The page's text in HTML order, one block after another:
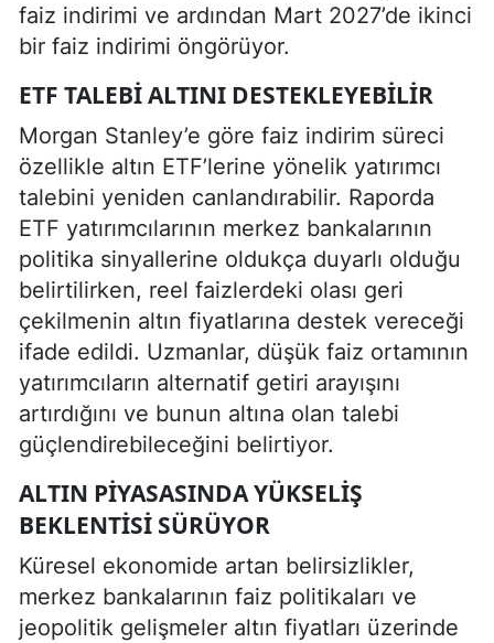
faiz indirimi ve ardından Mart 2027’de ikinci
bir faiz indirimi öngörüyor.
ETF TALEBI ALTINI DESTEKLEYEBILIR
Morgan Stanley’e göre faiz indirim süreci
özellikle altın ETF’lerine yönelik yatırımcı
talebini yeniden canlandırabilir. Raporda
ETF yatırımcılarının merkez bankalarının
politika sinyallerine oldukça duyarlı olduğu
belirtilirken, reel faizlerdeki olası geri
çekilmenin altın fiyatlarına destek vereceği
ifade edildi. Uzmanlar, düşük faiz ortamının
yatırımcıların alternatif getiri arayışını
artırdığını ve bunun altına olan talebi
güçlendirebileceğini belirtiyor.
ALTIN PIYASASINDA YÜKSELIŞ
BEKLENTISI SÜRÜYOR
Küresel ekonomide artan belirsizlikler,
merkez bankalarının faiz politikaları ve
jeopolitik gelişmeler altın fiyatları üzerinde